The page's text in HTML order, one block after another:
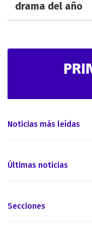
drama del año
Noticias más leídas
Últimas noticias
Secciones